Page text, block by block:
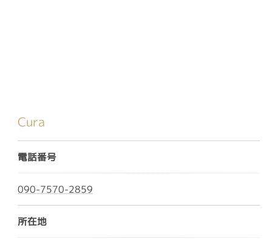
Cura
電話番号
090-7570-2859
所在地